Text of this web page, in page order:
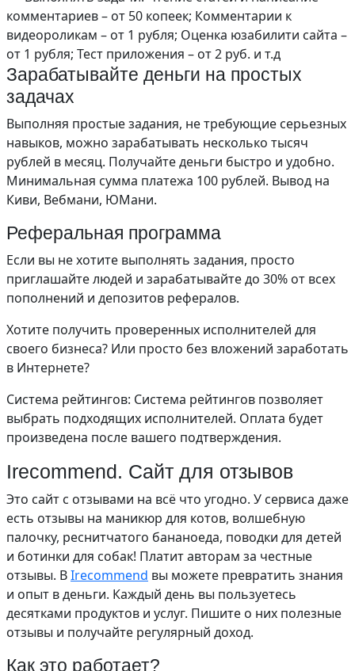
комментариев – от 50 копеек; Комментарии к
видеороликам – от 1 рубля; Оценка юзабилити сайта –
от 1 рубля; Тест приложения – от 2 руб. и т.д
Зарабатывайте деньги на простых
задачах
Выполняя простые задания, не требующие серьезных
навыков, можно зарабатывать несколько тысяч
рублей в месяц. Получайте деньги быстро и удобно.
Минимальная сумма платежа 100 рублей. Вывод на
Киви, Вебмани, ЮМани.
Реферальная программа
Если вы не хотите выполнять задания, просто
приглашайте людей и зарабатывайте до 30% от всех
пополнений и депозитов рефералов.
Хотите получить проверенных исполнителей для
своего бизнеса? Или просто без вложений заработать
в Интернете?
Система рейтингов: Система рейтингов позволяет
выбрать подходящих исполнителей. Оплата будет
произведена после вашего подтверждения.
Irecommend. Сайт для отзывов
Это сайт с отзывами на всё что угодно. У сервиса даже
есть отзывы на маникюр для котов, волшебную
палочку, реснитчатого бананоеда, поводки для детей
и ботинки для собак! Платит авторам за честные
отзывы. ВIrecommend вы можете превратить знания
и опыт в деньги. Каждый день вы пользуетесь
десятками продуктов и услуг. Пишите о них полезные
отзывы и получайте регулярный доход.
Как это работает?